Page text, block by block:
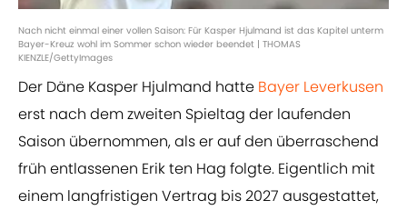
Nach nicht einmal einer vollen Saison: Für Kasper Hjulmand ist das Kapitel unterm
Bayer-Kreuz wohl im Sommer schon wieder beendet | THOMAS
KIENZLE/GettyImages
Der Däne Kasper Hjulmand hatte Bayer Leverkusen
erst nach dem zweiten Spieltag der laufenden
Saison übernommen, als er auf den überraschend
früh entlassenen Erik ten Hag folgte. Eigentlich mit
einem langfristigen Vertrag bis 2027 ausgestattet,